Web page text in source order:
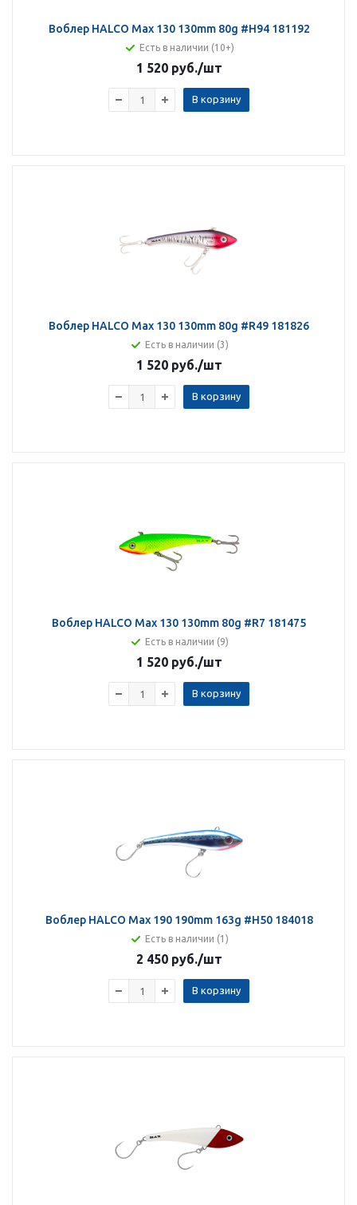
Воблер HALCO Max 130 130mm 80g #H94 181192
Есть в наличии (10+)
1 520 руб./шт
В корзину
Воблер HALCO Max 130 130mm 80g #R49 181826
Есть в наличии (3)
1 520 руб./шт
В корзину
Воблер HALCO Max 130 130mm 80g #R7 181475
Есть в наличии (9)
1 520 руб./шт
В корзину
Воблер HALCO Max 190 190mm 163g #H50 184018
Есть в наличии (1)
2 450 руб./шт
В корзину